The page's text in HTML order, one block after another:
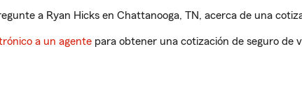
a Ryan Hicks en Chattanooga, TN, acerca de una
a un agente para obtener una cotización de seguro de